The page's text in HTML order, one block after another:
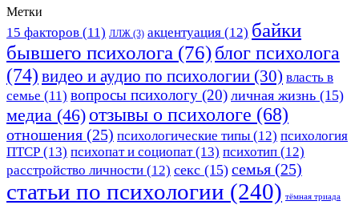
Метки
15 факторов (11) ЛЛЖ (3) акцентуация (12) байки
бывшего психолога (76)блог психолога
(74) видео и аудио по психологии (30) власть в
семье (11) вопросы психологу (20) личная жизнь (15)
медиа (46) отзывы о психологе (68)
отношения (25) психологические типы (12) психология
ПТСР (13) психопат и социопат(13) психотип (12)
расстройство личности (12) секс (15) семья (25)
статьи по психологии (240) тёмная триада